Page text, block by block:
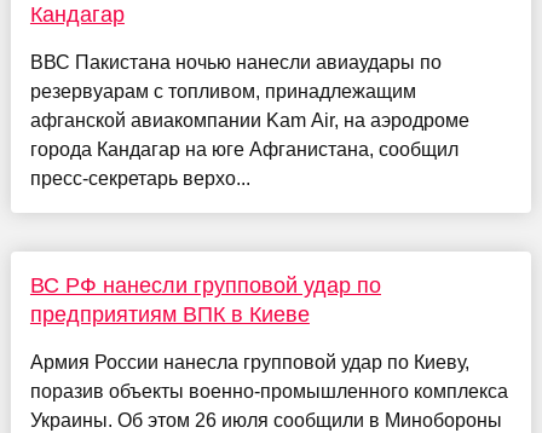
Кандагар
ВВС Пакистана ночью нанесли авиаудары по
резервуарам с топливом, принадлежащим
афганской авиакомпании Kam Air, на аэродроме
города Кандагар на юге Афганистана, сообщил
пресс-секретарь верхо...
ВС РФ нанесли групповой удар по
предприятиям ВПК в Киеве
Армия России нанесла групповой удар по Киеву,
поразив объекты военно-промышленного комплекса
Украины. Об этом 26 июля сообщили в Минобороны